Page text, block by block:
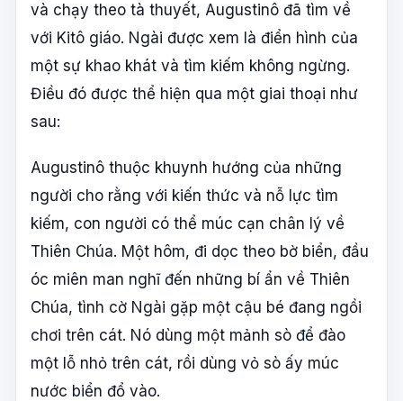
và chạy theo tà thuyết, Augustinô đã tìm về
với Kitô giáo. Ngài được xem là điển hình của
một sự khao khát và tìm kiếm không ngừng.
Điều đó được thể hiện qua một giai thoại như
sau:
Augustinô thuộc khuynh hướng của những
người cho rằng với kiến thức và nỗ lực tìm
kiếm, con người có thể múc cạn chân lý về
Thiên Chúa. Một hôm, đi dọc theo bờ biển, đầu
óc miên man nghĩ đến những bí ẩn về Thiên
Chúa, tình cờ Ngài gặp một cậu bé đang ngồi
chơi trên cát. Nó dùng một mảnh sò để đào
một lỗ nhỏ trên cát, rồi dùng vỏ sò ấy múc
nước biển đổ vào.